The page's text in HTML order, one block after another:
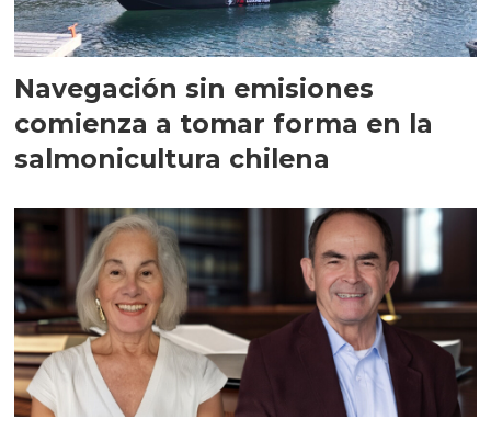
Navegación sin emisiones
comienza a tomar forma en la
salmonicultura chilena